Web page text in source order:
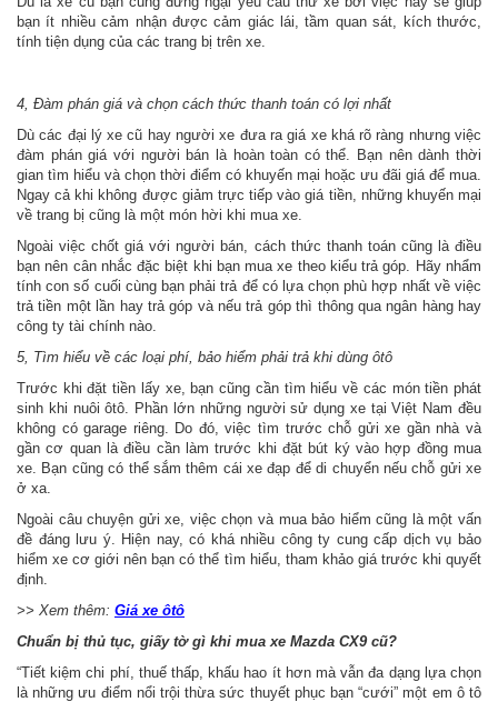
bạn ít nhiều cảm nhận được cảm giác lái, tầm quan sát, kích thước,
tính tiện dụng của các trang bị trên xe.
4, Đàm phán giá và chọn cách thức thanh toán có lợi nhất
Dù các đại lý xe cũ hay người xe đưa ra giá xe khá rõ ràng nhưng việc
đàm phán giá với người bán là hoàn toàn có thể. Bạn nên dành thời
gian tìm hiểu và chọn thời điểm có khuyến mại hoặc ưu đãi giá để mua.
Ngay cả khi không được giảm trực tiếp vào giá tiền, những khuyến mại
về trang bị cũng là một món hời khi mua xe.
Ngoài việc chốt giá với người bán, cách thức thanh toán cũng là điều
bạn nên cân nhắc đặc biệt khi bạn mua xe theo kiểu trả góp. Hãy nhẩm
tính con số cuối cùng bạn phải trả để có lựa chọn phù hợp nhất về việc
trả tiền một lần hay trả góp và nếu trả góp thì thông qua ngân hàng hay
công ty tài chính nào.
5, Tìm hiểu về các loại phí, bảo hiểm phải trả khi dùng ôtô
Trước khi đặt tiền lấy xe, bạn cũng cần tìm hiểu về các món tiền phát
sinh khi nuôi ôtô. Phần lớn những người sử dụng xe tại Việt Nam đều
không có garage riêng. Do đó, việc tìm trước chỗ gửi xe gần nhà và
gần cơ quan là điều cần làm trước khi đặt bút ký vào hợp đồng mua
xe. Bạn cũng có thể sắm thêm cái xe đạp để di chuyển nếu chỗ gửi xe
ở xa.
Ngoài câu chuyện gửi xe, việc chọn và mua bảo hiểm cũng là một vấn
đề đáng lưu ý. Hiện nay, có khá nhiều công ty cung cấp dịch vụ bảo
hiểm xe cơ giới nên bạn có thể tìm hiểu, tham khảo giá trước khi quyết
định.
>> Xem thêm: Giá xe ôtô
Chuẩn bị thủ tục, giấy tờ gì khi mua xe Mazda CX9 cũ?
“Tiết kiệm chi phí, thuế thấp, khấu hao ít hơn mà vẫn đa dạng lựa chọn
là những ưu điểm nổi trội thừa sức thuyết phục bạn “cưới” một em ô tô